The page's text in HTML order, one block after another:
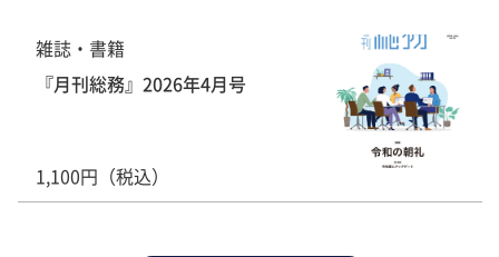
雑誌・書籍
『月刊総務』2026年4月号
1,100円（税込）